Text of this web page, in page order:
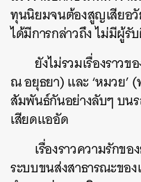
ทุนนิยมจนต้องสูญเสียอวั
ได้มีการกล่าวถึง ไม่มีผู้รั
ยังไม่รวมเรื่องราวข
ณ อยุธยา) และ ‘หมวย’
สัมพันธ์กันอย่างลับๆ บน
เสียดแออัด
เรื่องราวความรักข
ระบบขนส่งสาธารณะของ